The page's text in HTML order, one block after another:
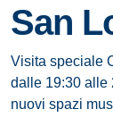
San
Visita speciale
dalle 19:30 alle
nuovi spazi